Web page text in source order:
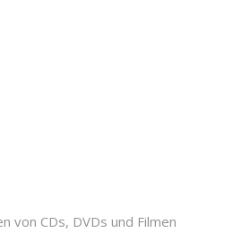
von CDs, DVDs und Filmen